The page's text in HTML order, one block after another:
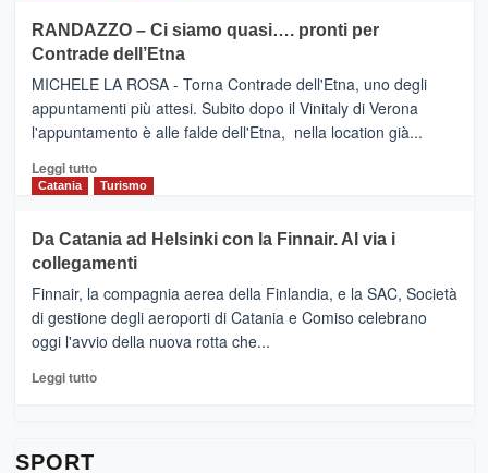
IL
NUOVO
SUMMER
CLUB
VIAGRANDE
(Ct)
–
Benanti
presenta
“Vino
&
Cultura
tappe
dell’enoturismo
RANDAZZO – Ci siamo quasi…. pronti per
Contrade dell’Etna
MICHELE LA ROSA - Torna Contrade dell'Etna, uno degli
appuntamenti più attesi. Subito dopo il Vinitaly di Verona
l'appuntamento è alle falde dell'Etna, nella location già...
Leggi tuttoLeggi
di
RANDAZZO
–
Ci
siamo
quasi….
pronti
per
Catania Turismo
Da Catania ad Helsinki con la Finnair. Al via i
collegamenti
Finnair, la compagnia aerea della Finlandia, e la SAC, Società
di gestione degli aeroporti di Catania e Comiso celebrano
oggi l'avvio della nuova rotta che...
Leggi tuttoLeggi
SPORT